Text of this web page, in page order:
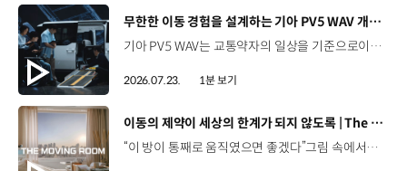
[동영상]
무한한 이동 경험을 설계하는 기아 PV5 WAV 개발 스토리 | The Moving Room
기아 PV5 WAV는 교통약자의 일상을 기준으로이동 과정을 다시 설계했습니다. 탑승자의 목적에 맞게 확장되는 모빌리티, PV5 WAV 개발 스토리를 영상으로 확인해 보세요. #현대자동차그룹 #TheMovingRoom #기아 #PV5 #PV5WAV #PBV #목적기반모빌리티
2026.07.23. 1분 보기
[동영상]
이동의 제약이 세상의 한계가 되지 않도록 | The Moving Room
“이 방이 통째로 움직였으면 좋겠다”그림 속에서만 그리던 여행이 현실이 되기까지 기아 PV5 WAV는 필요한 의료 장비를 싣고가족과 한 공간에서 함께 떠날 수 있도록이동의 경험을 다시 설계했습니다. 같은 풍경을 보고, 같은 순간을 나누는 일현대자동차그룹은 모두를 위한 이동을 만들어갑니다. #현대자동차그룹 #TheMovingRoom #PV5 #기아 #목적기반모빌리티 #PV5WAV #PBV